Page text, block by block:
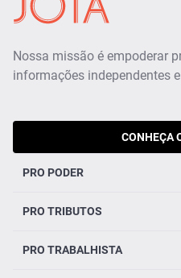
Nossa missão é empoderar
informações independentes
CONHEÇA
PRO PODER
PRO TRIBUTOS
PRO TRABALHISTA